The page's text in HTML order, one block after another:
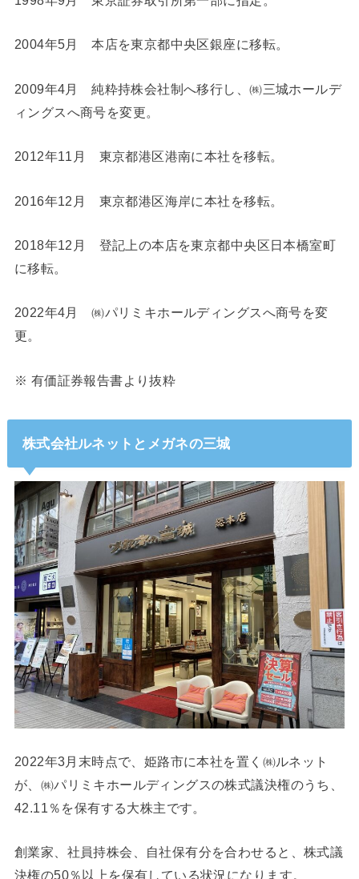
2004年5月 本店を東京都中央区銀座に移転。
2009年4月 純粋持株会社制へ移行し、㈱三城ホールデ
ィングスへ商号を変更。
2012年11月 東京都港区港南に本社を移転。
2016年12月 東京都港区海岸に本社を移転。
2018年12月 登記上の本店を東京都中央区日本橋室町
に移転。
2022年4月 ㈱パリミキホールディングスへ商号を変
更。
※ 有価証券報告書より抜粋
株式会社ルネットとメガネの三城
2022年3月末時点で、姫路市に本社を置く㈱ルネット
が、㈱パリミキホールディングスの株式議決権のうち、
42.11％を保有する大株主です。
創業家、社員持株会、自社保有分を合わせると、株式議
決権の50％以上を保有している状況になります。